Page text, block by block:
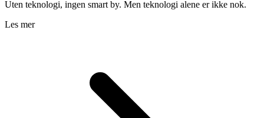
Uten teknologi, ingen smart by. Men teknologi alene er ikke nok.
Les mer